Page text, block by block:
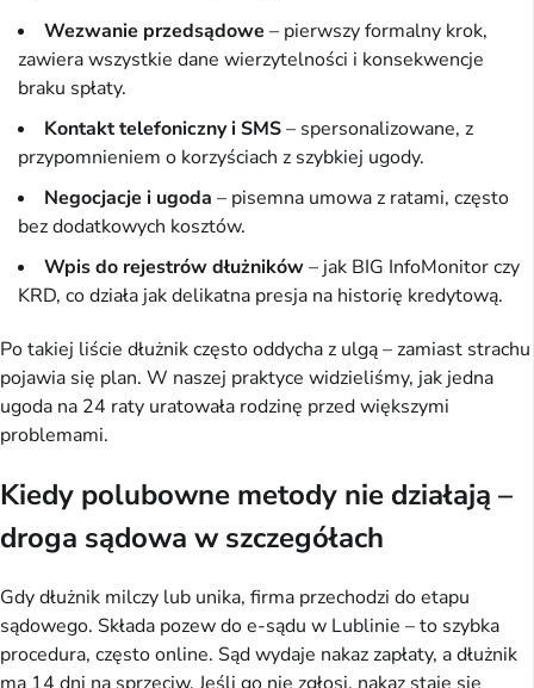
Wezwanie przedsądowe – pierwszy formalny krok,
zawiera wszystkie dane wierzytelności i konsekwencje
braku spłaty.
Kontakt telefoniczny i SMS– spersonalizowane, z
przypomnieniem o korzyściach z szybkiej ugody.
Negocjacje i ugoda – pisemna umowa z ratami, często
bez dodatkowych kosztów.
Wpis do rejestrów dłużników– jak BIG InfoMonitor czy
KRD, co działa jak delikatna presja na historię kredytową.
Po takiej liście dłużnik często oddycha z ulgą – zamiast strachu
pojawia się plan. W naszej praktyce widzieliśmy, jak jedna
ugoda na 24 raty uratowała rodzinę przed większymi
problemami.
Kiedy polubowne metody nie działają –
droga sądowa w szczegółach
Gdy dłużnik milczy lub unika, firma przechodzi do etapu
sądowego. Składa pozew do e-sądu w Lublinie – to szybka
procedura, często online. Sąd wydaje nakaz zapłaty, a dłużnik